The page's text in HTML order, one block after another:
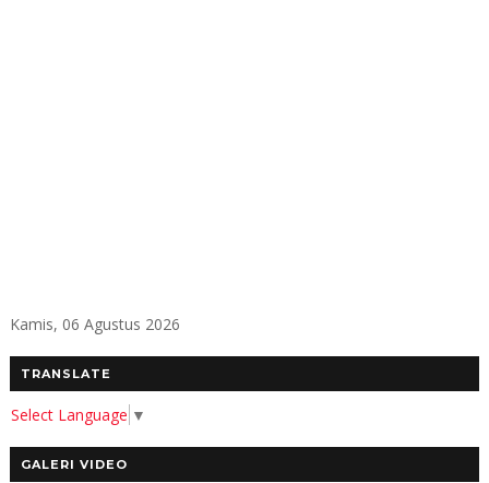
Kamis, 06 Agustus 2026
TRANSLATE
Select Language ▼
GALERI VIDEO